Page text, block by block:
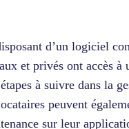
d’un logiciel
et privés ont accès à
à suivre dans la
peuvent
sur leur